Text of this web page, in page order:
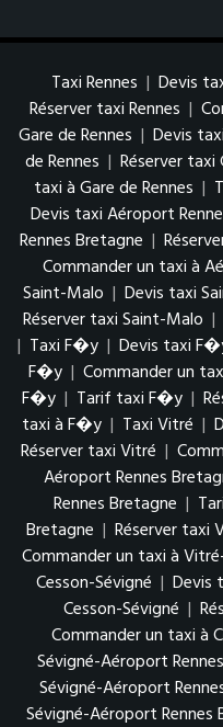
Taxi Rennes | Devis
Réserver taxi Rennes |
Gare de Rennes | Devis
de Rennes | Réserver taxi
taxi à Gare de Rennes |
Devis taxi Aéroport
Rennes Bretagne |
Commander un taxi à
Saint-Malo | Devis taxi
Réserver taxi Saint-Malo |
| Taxi F�y | Devis taxi
F�y | Commander un
F�y | Tarif taxi F�y |
taxi à F�y | Taxi Vitré |
Réserver taxi Vitré |
Aéroport Rennes
Rennes Bretagne |
Bretagne | Réserver taxi
Commander un taxi à
Cesson-Sévigné | Devis
Cesson-Sévigné |
Commander un taxi à
Sévigné-Aéroport
Sévigné-Aéroport
Sévigné-Aéroport Rennes